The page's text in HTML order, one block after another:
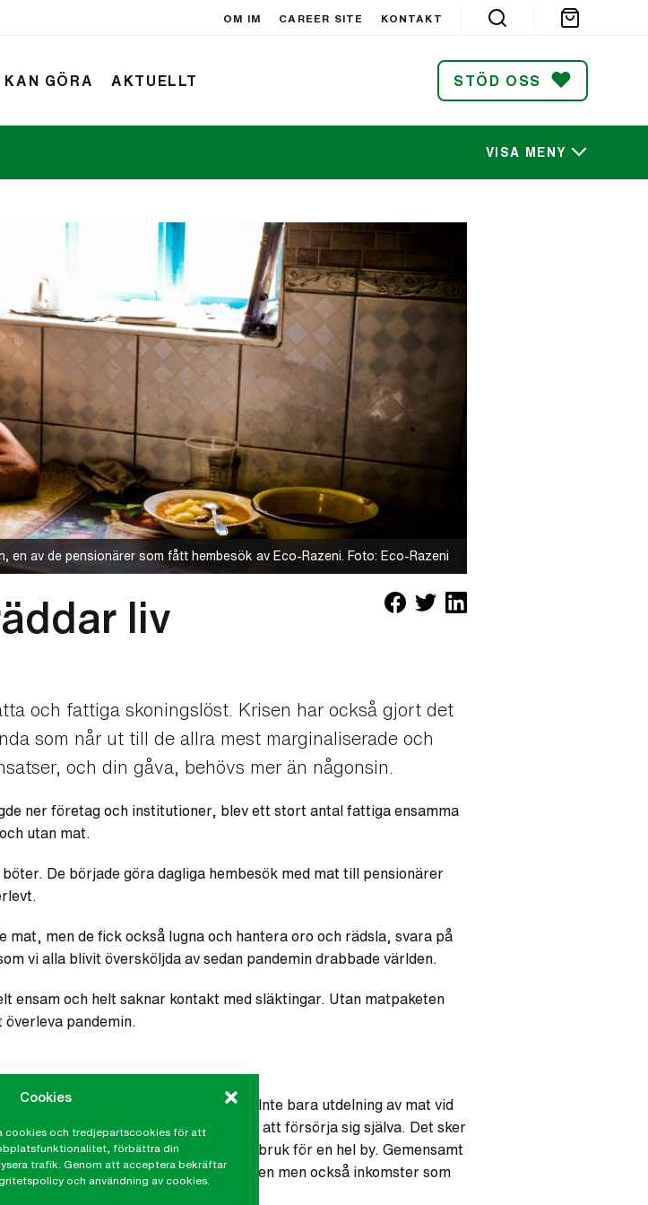
Cookies
cookies och tredjepartscookies för att
förbättra din
trafik. Genom att acceptera bekräftar
och användning av cookies.
OM IM CAREER SITE KONTAKT
KAN GÖRA AKTUELLT STÖD OSS
SÖK
VISA MENY
en av de pensionärer som fått hembesök av Eco-Razeni. Foto: Eco-Razeni
liv
och fattiga skoningslöst. Krisen har också gjort det
som når ut till de allra mest marginaliserade och
och din gåva, behövs mer än någonsin.
ner företag och institutioner, blev ett stort antal fattiga ensamma
utan mat.
De började göra dagliga hembesök med mat till pensionärer
men de fick också lugna och hantera oro och rädsla, svara på
vi alla blivit översköljda av sedan pandemin drabbade världen.
ensam och helt saknar kontakt med släktingar. Utan matpaketen
pandemin.
insatser som de vi gjort i Moldavien. Inte bara utdelning av mat vid
familjer och hela byars förmåga att försörja sig själva. Det sker
insatser som ekologiska jordbruk för en hel by. Gemensamt
försörjning, att de får mat för dagen men också inkomster som